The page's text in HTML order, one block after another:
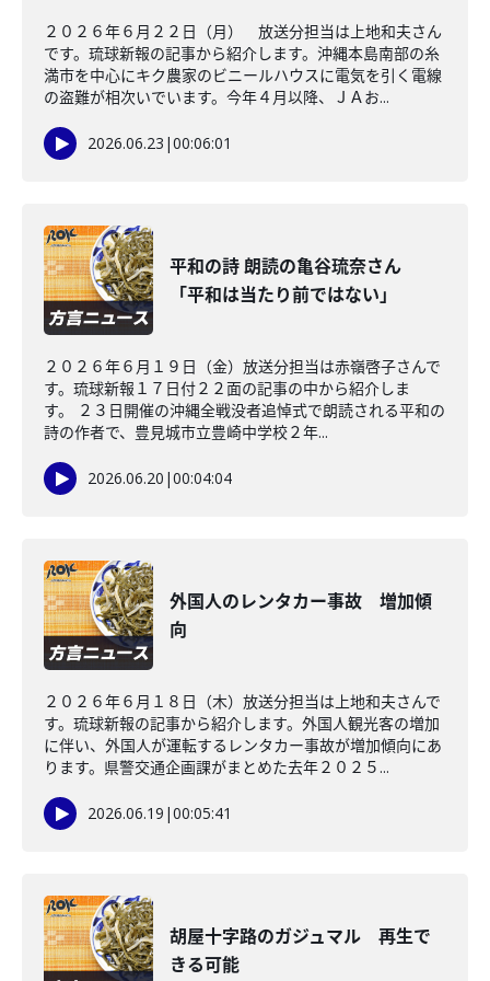
２０２６年６月２２日（月） 放送分担当は上地和夫さん
です。琉球新報の記事から紹介します。沖縄本島南部の糸
満市を中心にキク農家のビニールハウスに電気を引く電線
の盗難が相次いでいます。今年４月以降、ＪＡお...
2026.06.23 |00:06:01
平和の詩 朗読の亀谷琉奈さん
「平和は当たり前ではない」
２０２６年６月１９日（金）放送分担当は赤嶺啓子さんで
す。琉球新報１７日付２２面の記事の中から紹介しま
す。 ２３日開催の沖縄全戦没者追悼式で朗読される平和の
詩の作者で、豊見城市立豊崎中学校２年...
2026.06.20 |00:04:04
外国人のレンタカー事故 増加傾
向
２０２６年６月１８日（木）放送分担当は上地和夫さんで
す。琉球新報の記事から紹介します。外国人観光客の増加
に伴い、外国人が運転するレンタカー事故が増加傾向にあ
ります。県警交通企画課がまとめた去年２０２５...
2026.06.19 |00:05:41
胡屋十字路のガジュマル 再生で
きる可能